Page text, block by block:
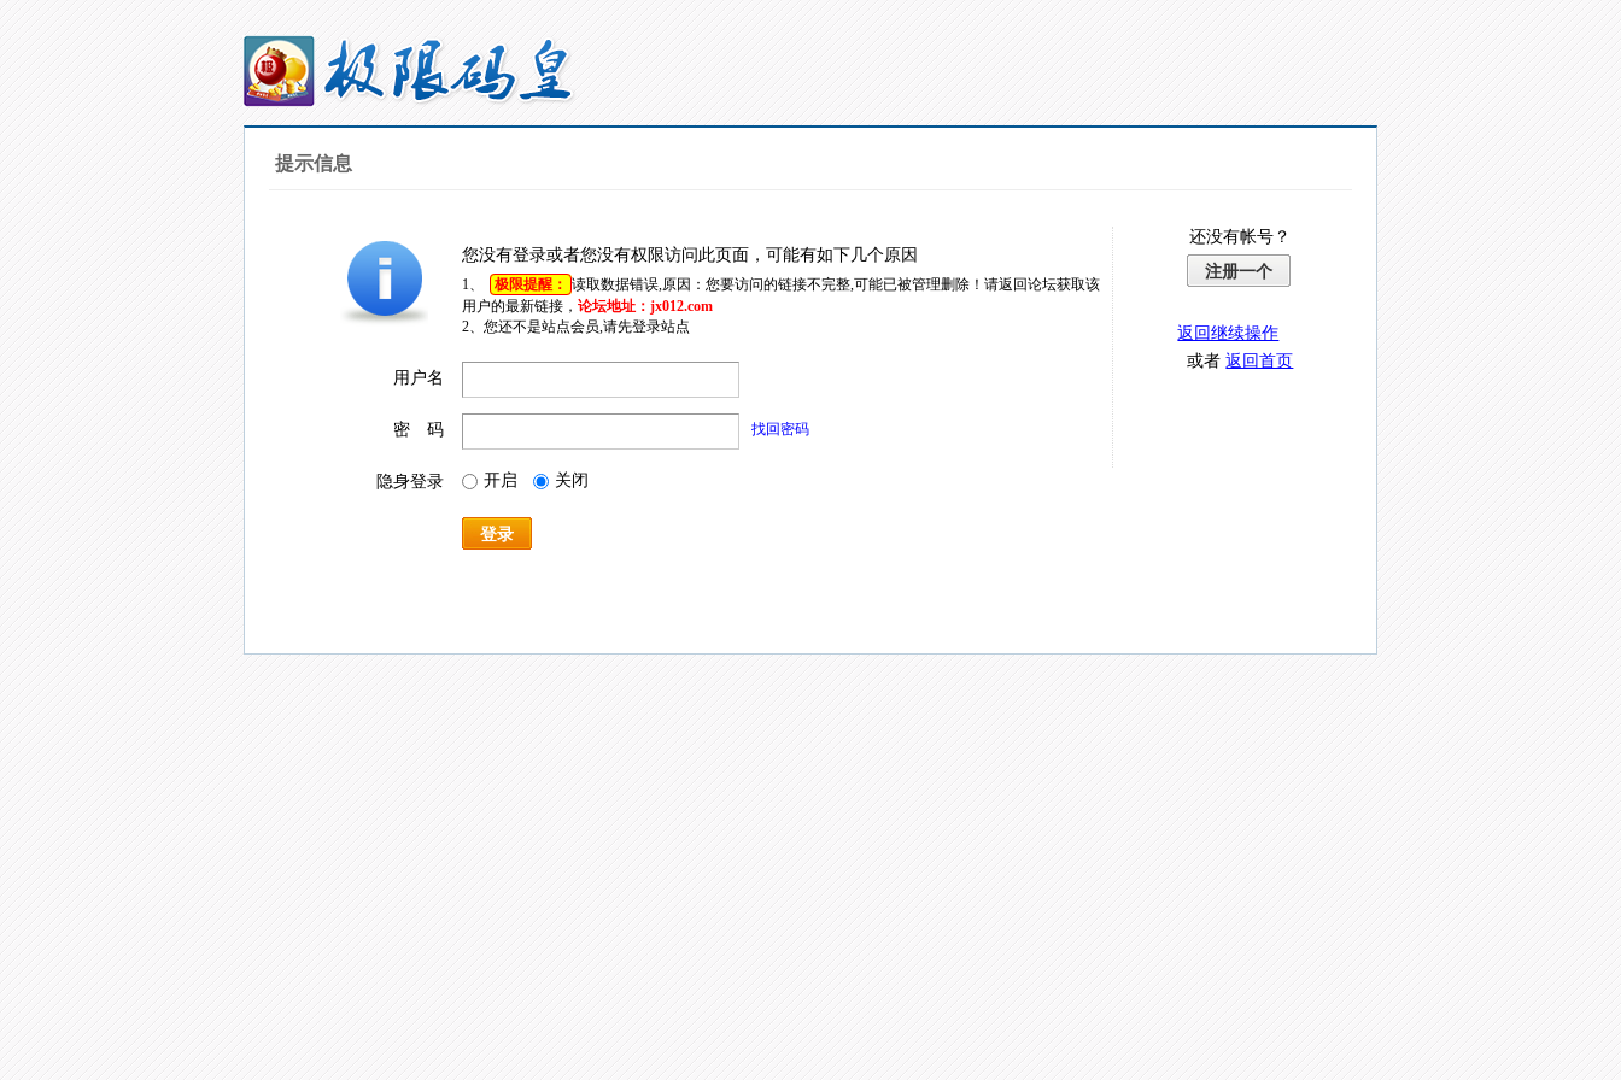
提示信息
您没有登录或者您没有权限访问此页面，可能有如下几个原因
1、 极限提醒： 读取数据错误,原因：您要访问的链接不完整,可能已被管理删除！请返回论坛获取该
用户的最新链接， 论坛地址：jx012.com
2、您还不是站点会员,请先登录站点
用户名
密 码 找回密码
隐身登录 开启 关闭
登录
还没有帐号？
注册一个
返回继续操作
或者返回首页